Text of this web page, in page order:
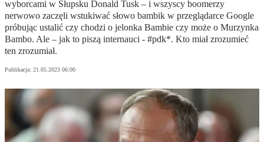
wyborcami w Słupsku Donald Tusk – i wszyscy boomerzy
nerwowo zaczęli wstukiwać słowo bambik w przeglądarce Google
próbując ustalić czy chodzi o jelonka Bambie czy może o Murzynka
Bambo. Ale – jak to piszą internauci - #pdk*. Kto miał zrozumieć
ten zrozumiał.
Publikacja: 21.05.2023 06:00